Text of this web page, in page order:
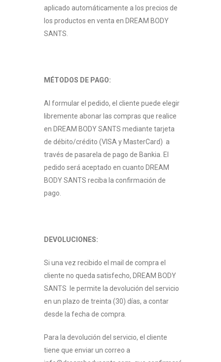
aplicado automáticamente a los precios de
los productos en venta en DREAM BODY
SANTS.
MÉTODOS DE PAGO:
Al formular el pedido, el cliente puede elegir
libremente abonar las compras que realice
en DREAM BODY SANTS mediante tarjeta
de débito/crédito (VISA y MasterCard) a
través de pasarela de pago de Bankia. El
pedido será aceptado en cuanto DREAM
BODY SANTS reciba la confirmación de
pago.
DEVOLUCIONES:
Si una vez recibido el mail de compra el
cliente no queda satisfecho, DREAM BODY
SANTS le permite la devolución del servicio
en un plazo de treinta (30) días, a contar
desde la fecha de compra.
Para la devolución del servicio, el cliente
tiene que enviar un correo a